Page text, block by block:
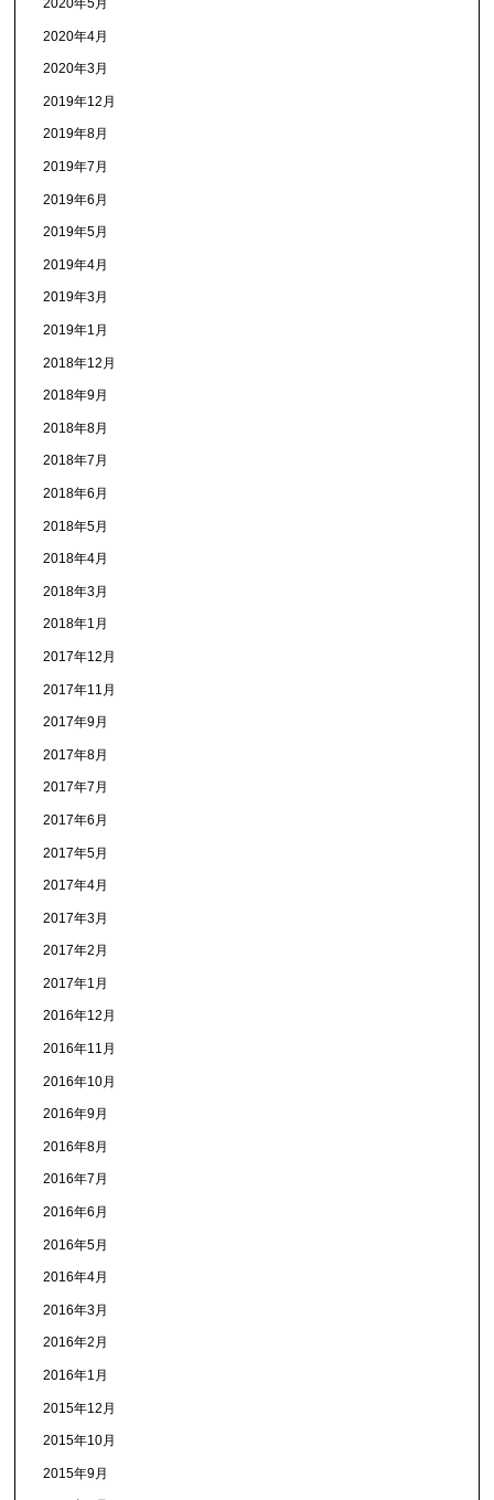
2020年5月
2020年4月
2020年3月
2019年12月
2019年8月
2019年7月
2019年6月
2019年5月
2019年4月
2019年3月
2019年1月
2018年12月
2018年9月
2018年8月
2018年7月
2018年6月
2018年5月
2018年4月
2018年3月
2018年1月
2017年12月
2017年11月
2017年9月
2017年8月
2017年7月
2017年6月
2017年5月
2017年4月
2017年3月
2017年2月
2017年1月
2016年12月
2016年11月
2016年10月
2016年9月
2016年8月
2016年7月
2016年6月
2016年5月
2016年4月
2016年3月
2016年2月
2016年1月
2015年12月
2015年10月
2015年9月